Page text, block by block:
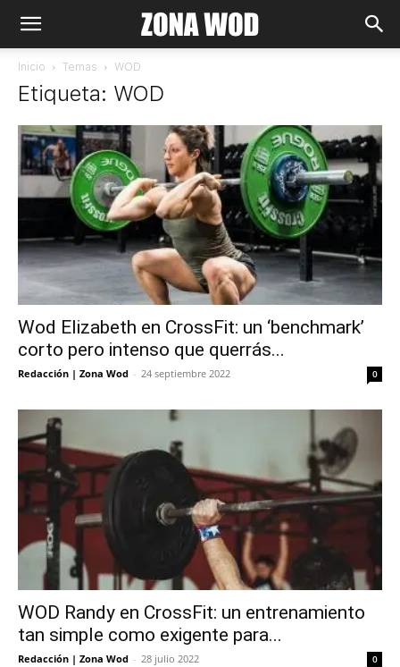
Inicio Temas WOD
Etiqueta: WOD
Wod Elizabeth en CrossFit: un ‘benchmark’
corto pero intenso que querrás...
Redacción | Zona Wod - 24 septiembre 2022 0
WOD Randy en CrossFit: un entrenamiento
tan simple como exigente para...
Redacción | Zona Wod - 28 julio 2022 0